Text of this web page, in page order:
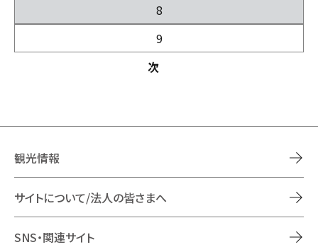
8
9
次
観光情報
サイトについて/法人の皆さまへ
SNS・関連サイト